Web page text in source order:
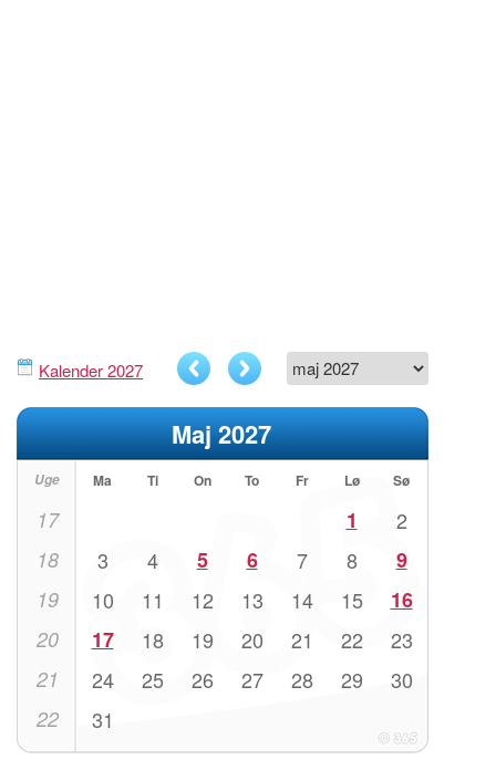
Kalender 2027
Maj 2027
Uge Ma Ti On To Fr Lø Sø
17 1 2
18 3 4 5 6 7 8 9
19 10 11 12 13 14 15 16
20 17 18 19 20 21 22 23
21 24 25 26 27 28 29 30
22 31